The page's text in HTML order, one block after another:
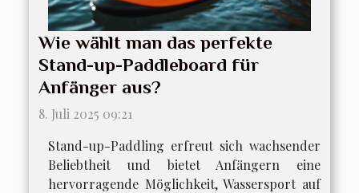
Wie wählt man das perfekte
Stand-up-Paddleboard für
Anfänger aus?
8. Juli 2025 09:21
Stand-up-Paddling erfreut sich wachsender
Beliebtheit und bietet Anfängern eine
hervorragende Möglichkeit, Wassersport auf